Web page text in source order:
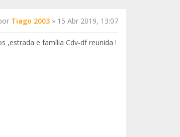
Tiago 2003» 15 Abr 2019, 13:07
,estrada e família Cdv-df reunida !